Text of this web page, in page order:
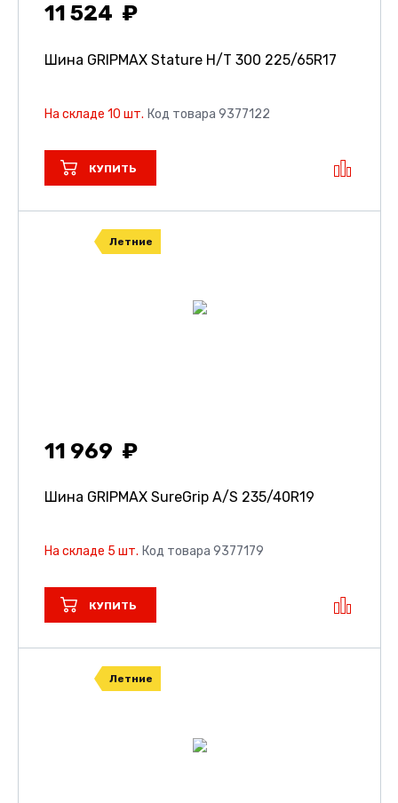
11 524
Шина GRIPMAX Stature H/T 300 225/65R17
На складе 10 шт. Код товара 9377122
КУПИТЬ
Летние
11 969
Шина GRIPMAX SureGrip A/S 235/40R19
На складе 5 шт. Код товара 9377179
КУПИТЬ
Летние